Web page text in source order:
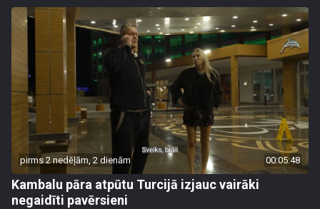
pirms 2 nedēļām, 2 dienām 00:05:48
Kambalu pāra atpūtu Turcijā izjauc vairāki
negaidīti pavērsieni